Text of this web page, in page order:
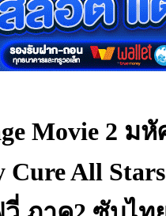
Movie 2
Cure All